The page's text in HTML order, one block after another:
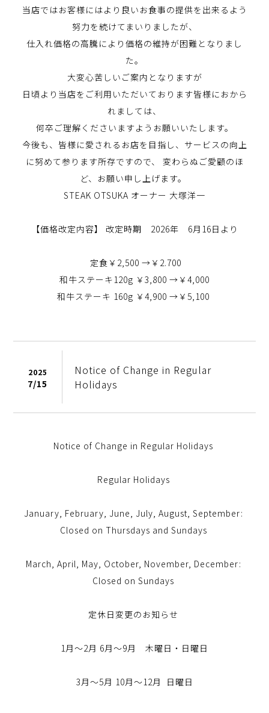
当店ではお客様にはより良いお食事の提供を出来るよう
努力を続けてまいりましたが、
仕入れ価格の高騰により価格の維持が困難となりまし
た。
大変心苦しいご案内となりますが
日頃より当店をご利用いただいております皆様におから
れましては、
何卒ご理解くださいますようお願いいたします。
今後も、皆様に愛されるお店を目指し、サービスの向上
に努めて参ります所存ですので、 変わらぬご愛顧のほ
ど、お願い申し上げます。
STEAK OTSUKA オーナー 大塚洋一
【価格改定内容】 改定時期 2026年 6月16日より
定食￥2,500 →￥2.700
和牛ステーキ 120g ￥3,800 →￥4,000
和牛ステーキ 160g ￥4,900 →￥5,100
2025
7/15
Notice of Change in Regular
Holidays
Notice of Change in Regular Holidays
Regular Holidays
January, February, June, July, August, September:
Closed on Thursdays and Sundays
March, April, May, October, November, December:
Closed on Sundays
定休日変更のお知らせ
1月〜2月 6月〜9月 木曜日・日曜日
3月〜5月 10月〜12月 日曜日